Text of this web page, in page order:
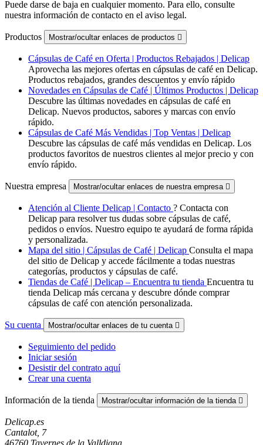
Puede darse de baja en cualquier momento. Para ello, consulte
nuestra información de contacto en el aviso legal.
Productos Mostrar/ocultar enlaces de productos 
Cápsulas de Café en Oferta | Productos Rebajados | Delicap
Aprovecha las mejores ofertas en cápsulas de café en Delicap.
Productos rebajados, grandes descuentos y envío rápido
Novedades en Cápsulas de Café | Últimos Productos | Delicap
Descubre las últimas novedades en cápsulas de café en
Delicap. Nuevos productos, sabores y marcas con envío
rápido.
Cápsulas de Café Más Vendidas | Top Ventas | Delicap
Descubre las cápsulas de café más vendidas en Delicap. Los
productos favoritos de nuestros clientes al mejor precio y con
envío rápido.
Nuestra empresa Mostrar/ocultar enlaces de nuestra empresa 
Atención al Cliente Delicap | Contacto ? Contacta con
Delicap para resolver tus dudas sobre cápsulas de café,
pedidos o envíos. Nuestro equipo te ayudará de forma rápida
y personalizada.
Mapa del sitio | Cápsulas de Café | Delicap Consulta el mapa
del sitio de Delicap y accede fácilmente a todas nuestras
categorías, productos y cápsulas de café.
Tiendas de Café | Delicap – Encuentra tu tienda Encuentra tu
tienda Delicap más cercana y descubre dónde comprar
cápsulas de café con atención personalizada.
Su cuenta Mostrar/ocultar enlaces de tu cuenta 
Seguimiento del pedido
Iniciar sesión
Desistir del contrato aquí
Crear una cuenta
Información de la tienda Mostrar/ocultar información de la tienda 
Delicap.es
Cantalot, 7
46760 Tavernes de la Valldigna